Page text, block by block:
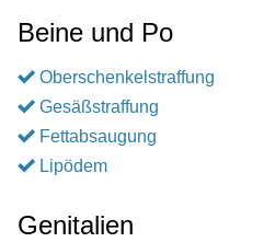
Beine und Po
Oberschenkelstraffung
Gesäßstraffung
Fettabsaugung
Lipödem
Genitalien